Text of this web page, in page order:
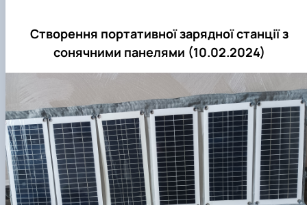
Створення портативної зарядної станції з
сонячними панелями (10.02.2024)